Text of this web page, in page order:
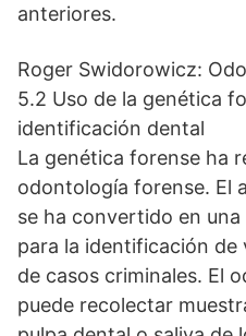
anteriores.
Roger Swidorowicz:
5.2 Uso de la genética
identificación dental
La genética forense ha
odontología forense. El
se ha convertido en
para la identificación de
de casos criminales. El
puede recolectar